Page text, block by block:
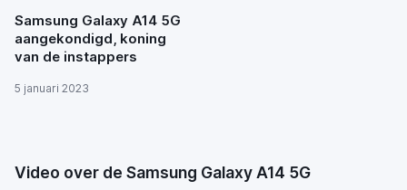
Samsung Galaxy A14 5G
aangekondigd, koning
van de instappers
5 januari 2023
Video over de Samsung Galaxy A14 5G